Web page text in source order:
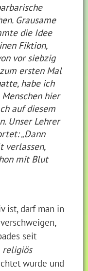
Grausame
die Idee
Fiktion,
vor siebzig
ersten Mal
habe ich
hier
auf diesem
Unser Lehrer
„Dann
verlassen,
mit Blut
ist, darf man in
seit
religiös
wurde und